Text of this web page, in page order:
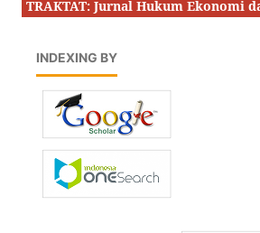
TRAKTAT: Jurnal Hukum Ekonomi
INDEXING BY